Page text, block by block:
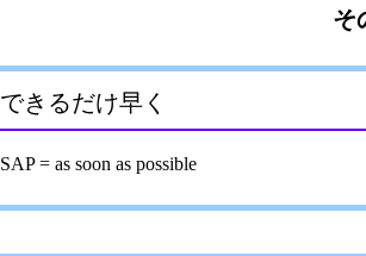
そ
できるだけ早く
= as soon as possible